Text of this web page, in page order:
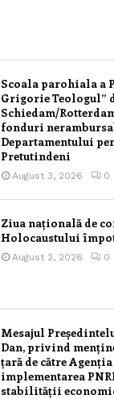
Scoala parohiala a
Grigorie Teologul”
Schiedam/
fonduri
Departamentului
Pretutindeni
August 3, 2026 0
Ziua națională de
Holocaustului
August 2, 2026 0
Mesajul
Dan, privind
țară de către
implementarea
stabilității